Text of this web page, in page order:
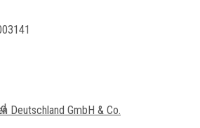
Deutschland GmbH & Co.